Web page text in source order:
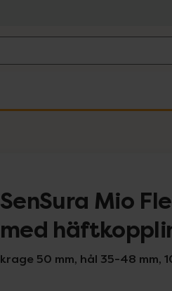
SenSura Mio
med
krage 50 mm, hål 35-48 mm,